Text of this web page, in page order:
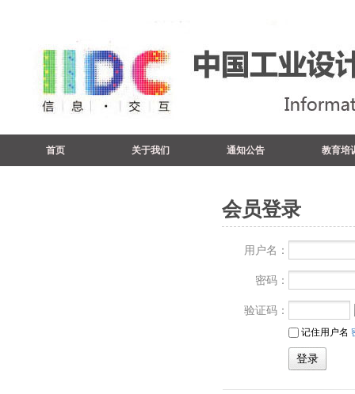
首页 关于我们 通知公告 教育培
会员登录
用户名：
密码：
验证码：
记住用户名